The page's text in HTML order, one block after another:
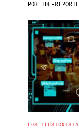
POR IDL-
LOS